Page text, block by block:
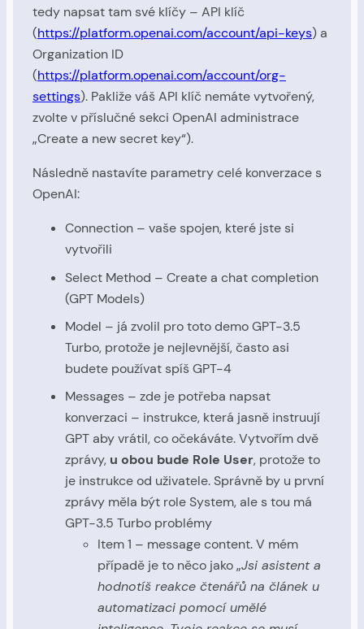
tedy napsat tam své klíčy – API klíč
(https://platform.openai.com/account/api-keys) a
Organization ID
(https://platform.openai.com/account/org-
settings). Pakliže váš API klíč nemáte vytvořený,
zvolte v příslučné sekci OpenAI administrace
„Create a new secret key“).
Následně nastavíte parametry celé konverzace s
OpenAI:
Connection – vaše spojen, které jste si
vytvořili
Select Method – Create a chat completion
(GPT Models)
Model – já zvolil pro toto demo GPT-3.5
Turbo, protože je nejlevnější, často asi
budete používat spíš GPT-4
Messages – zde je potřeba napsat
konverzaci – instrukce, která jasně instruují
GPT aby vrátil, co očekáváte. Vytvořím dvě
zprávy, u obou bude Role User, protože to
je instrukce od uživatele. Správně by u první
zprávy měla být role System, ale s tou má
GPT-3.5 Turbo problémy
Item 1 – message content. V mém
případě je to něco jako „Jsi asistent a
hodnotíš reakce čtenářů na článek u
automatizaci pomocí umělé